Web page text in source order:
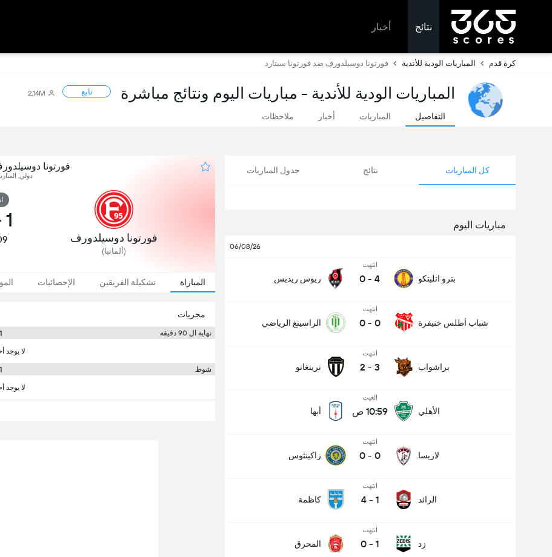
نتائج أخبار
كرة قدم المباريات الودية للأندية فورتونا دوسيلدورف ضد فورتونا سيتارد
المباريات الودية للأندية - مباريات اليوم ونتائج مباشرة تابع 2.14M
التفاصيل المباريات أخبار ملاحظات
كل المباريات نتائج جدول المباريات
مباريات اليوم
06/08/26
بترو اتليتكو
انتهت
4
-
0 ريوس ريديس
شباب أطلس خنيفرة
انتهت
0
-
0 الراسينغ الرياضي
براشواب
انتهت
3
-
2 ترينغانو
الأهلي
الغيت
10:59 ص أبها
لاريسا
انتهت
0
-
0 زاكينثوس
الرائد
انتهت
1
-
4 كاظمة
زد
انتهت
1
-
0 المحرق
فورتونا
دولي,
فورتونا دوسيلدورف
(ألمانيا)
1
المباراة تشكيلة الفريقين الإحصائيات
مجريات
نهاية ال 90 دقيقة 1 - 0
لا يوجد
شوط 1 - 0
لا يوجد